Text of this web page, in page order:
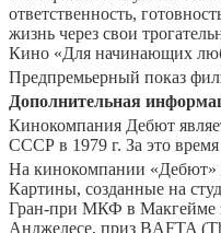
ответственность,
жизнь через свои
Кино «Для начинающих
Предпремьерный показ
Дополнительная
Кинокомпания Дебют
СССР в 1979 г. За это
На кинокомпании «Дебют»
Картины, созданные на
Гран-при МКФ в Макгейме
Анджелесе, приз BAFTA